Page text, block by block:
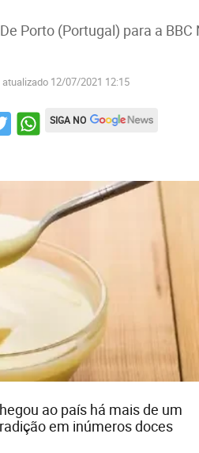
Porto (Portugal) para a
atualizado 12/07/2021 12:15
SIGA NO
ao país há mais de um
em inúmeros doces